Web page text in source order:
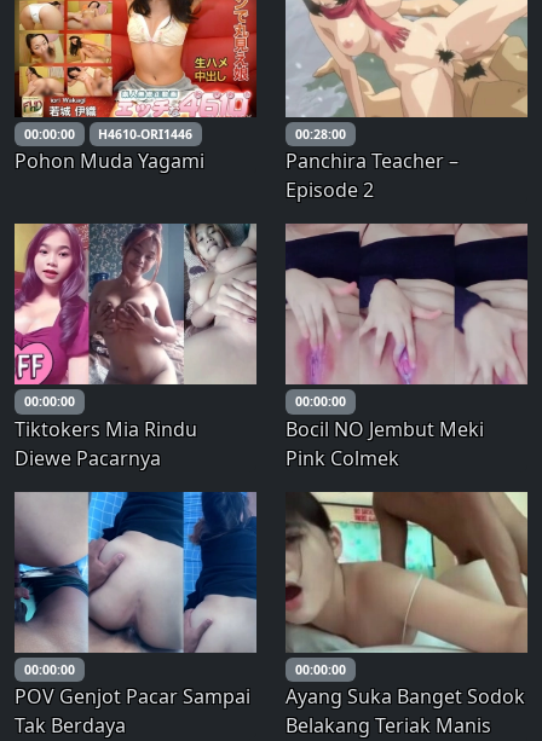
00:00:00 H4610-ORI1446
Pohon Muda Yagami
00:28:00
Panchira Teacher –
Episode 2
00:00:00
Tiktokers Mia Rindu
Diewe Pacarnya
00:00:00
Bocil NO Jembut Meki
Pink Colmek
00:00:00
POV Genjot Pacar Sampai
Tak Berdaya
00:00:00
Ayang Suka Banget Sodok
Belakang Teriak Manis